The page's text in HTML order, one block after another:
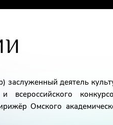
заслуженный деятель
всероссийского
Омского